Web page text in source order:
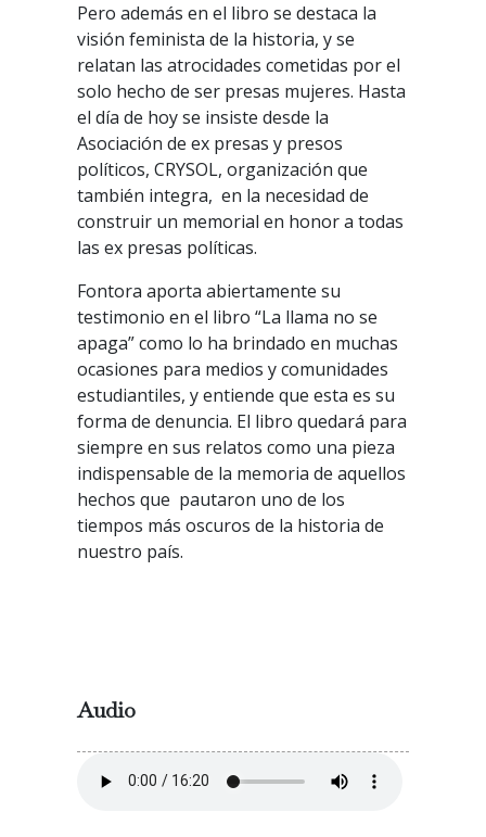
Pero además en el libro se destaca la
visión feminista de la historia, y se
relatan las atrocidades cometidas por el
solo hecho de ser presas mujeres. Hasta
el día de hoy se insiste desde la
Asociación de ex presas y presos
políticos, CRYSOL, organización que
también integra, en la necesidad de
construir un memorial en honor a todas
las ex presas políticas.
Fontora aporta abiertamente su
testimonio en el libro “La llama no se
apaga” como lo ha brindado en muchas
ocasiones para medios y comunidades
estudiantiles, y entiende que esta es su
forma de denuncia. El libro quedará para
siempre en sus relatos como una pieza
indispensable de la memoria de aquellos
hechos que pautaron uno de los
tiempos más oscuros de la historia de
nuestro país.
Audio
Audio